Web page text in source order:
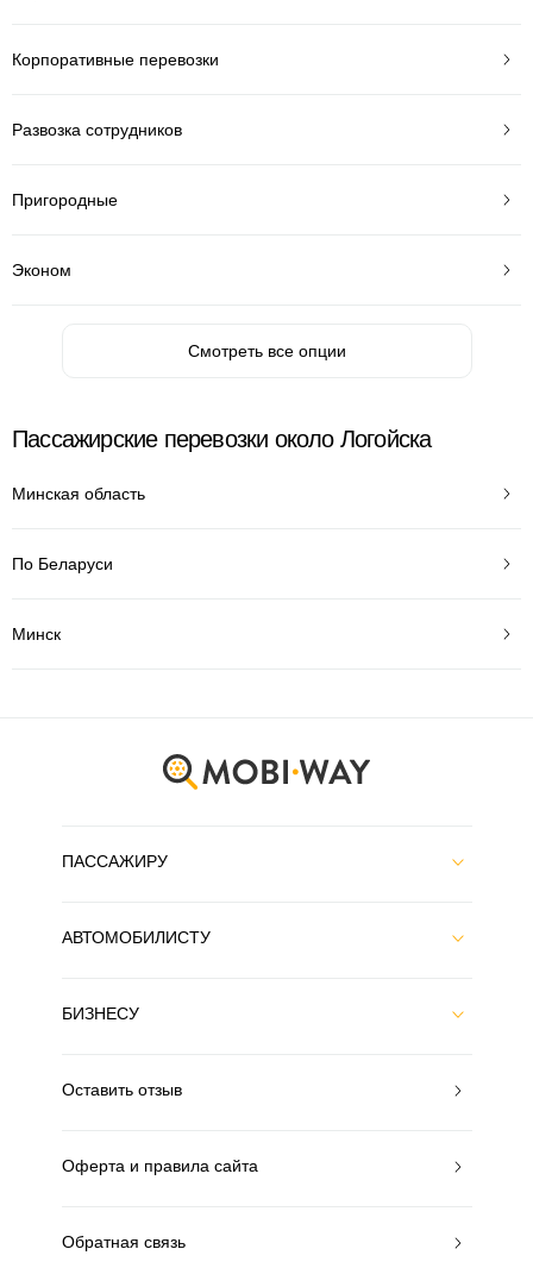
Корпоративные перевозки
Развозка сотрудников
Пригородные
Эконом
Смотреть все опции
Пассажирские перевозки около Логойска
Минская область
По Беларуси
Минск
ПАССАЖИРУ
АВТОМОБИЛИСТУ
БИЗНЕСУ
Оставить отзыв
Оферта и правила сайта
Обратная связь